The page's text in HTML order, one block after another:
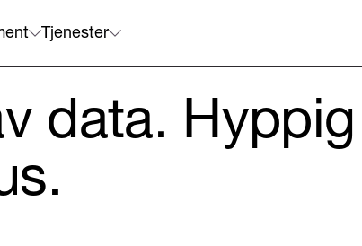
Tjenester
data.